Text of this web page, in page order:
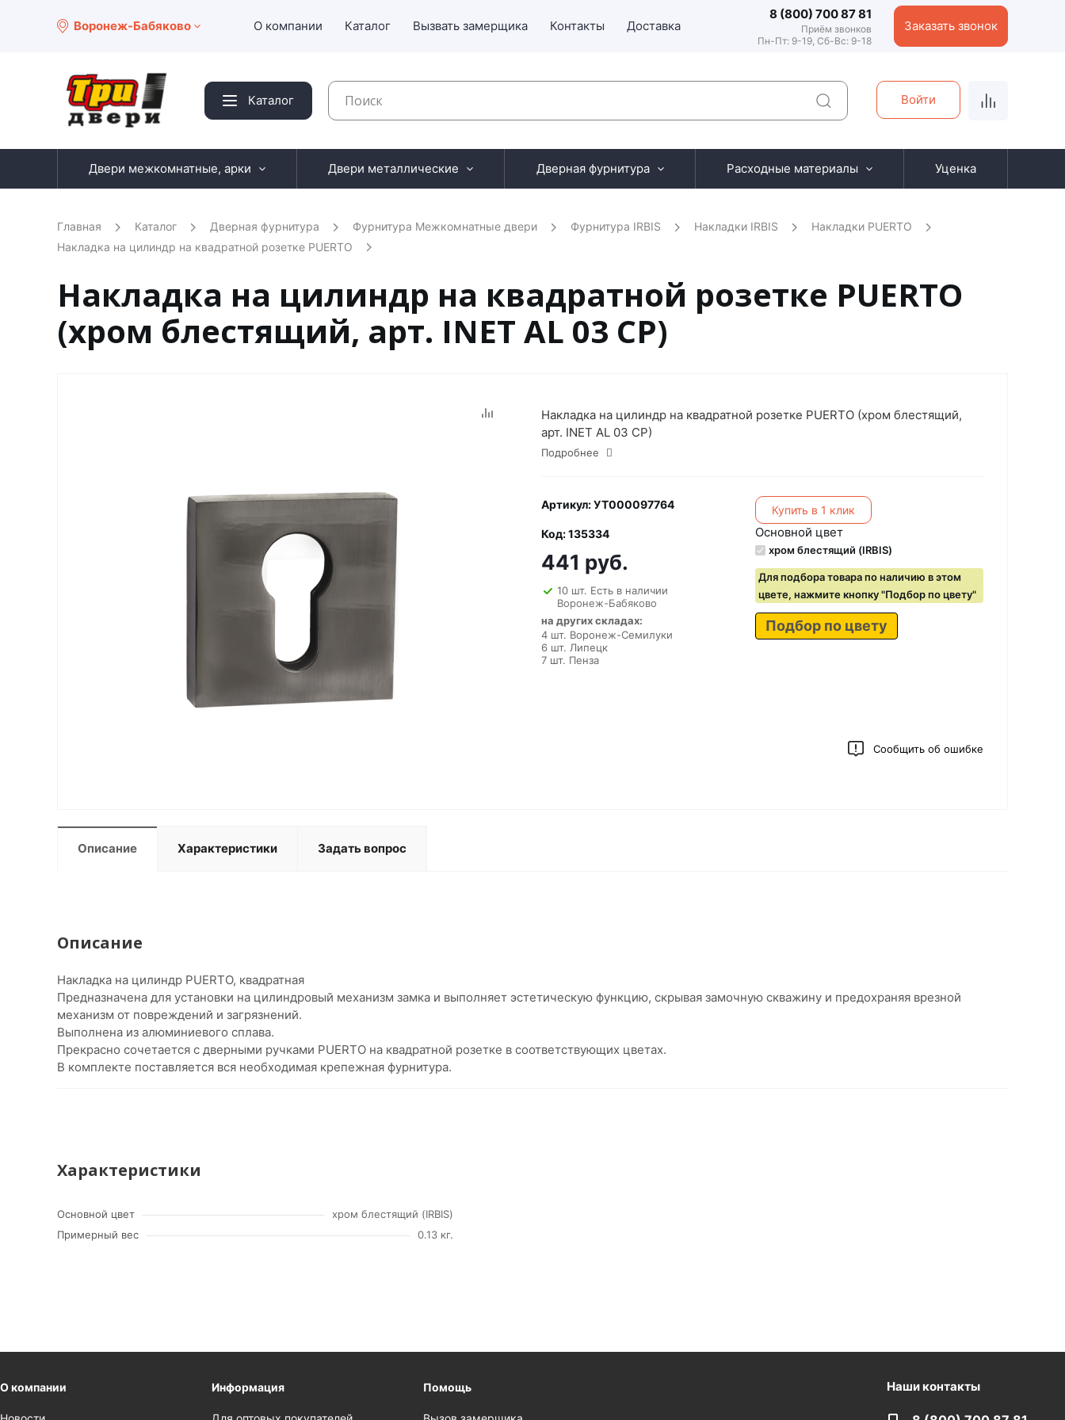
Воронеж-Бабяково О компании Каталог Вызвать замерщика Контакты Доставка
8 (800) 700 87 81
Приём звонков
Пн-Пт: 9-19, Сб-Вс: 9-18
Заказать звонок
Каталог Войти
Двери межкомнатные, арки Двери металлические Дверная фурнитура Расходные материалы Уценка
Главная Каталог Дверная фурнитура Фурнитура Межкомнатные двери Фурнитура IRBIS Накладки IRBIS
Накладки PUERTO
Накладка на цилиндр на квадратной розетке PUERTO
Накладка на цилиндр на квадратной розетке PUERTO
(хром блестящий, арт. INET AL 03 CP)
Накладка на цилиндр на квадратной розетке PUERTO (хром блестящий,
арт. INET AL 03 CP)
Подробнее
Артикул: УТ000097764
Код: 135334
441 руб.
10 шт. Есть в наличии
Воронеж-Бабяково
на других складах:
4 шт. Воронеж-Семилуки
6 шт. Липецк
7 шт. Пенза
Купить в 1 клик
Основной цвет
хром блестящий (IRBIS)
Для подбора товара по наличию в этом
цвете, нажмите кнопку "Подбор по цвету"
Подбор по цвету
Сообщить об ошибке
Описание Характеристики Задать вопрос
Описание
Накладка на цилиндр PUERTO, квадратная
Предназначена для установки на цилиндровый механизм замка и выполняет эстетическую функцию, скрывая замочную скважину и предохраняя врезной
механизм от повреждений и загрязнений.
Выполнена из алюминиевого сплава.
Прекрасно сочетается с дверными ручками PUERTO на квадратной розетке в соответствующих цветах.
В комплекте поставляется вся необходимая крепежная фурнитура.
Характеристики
Основной цвет
хром блестящий (IRBIS)
Примерный вес
0.13 кг.
О компании Информация Помощь Наши контакты